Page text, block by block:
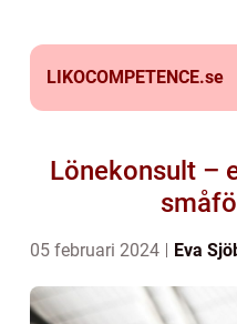
LIKOCOMPETENCE.se
Lönekonsult –
05 februari 2024 Eva